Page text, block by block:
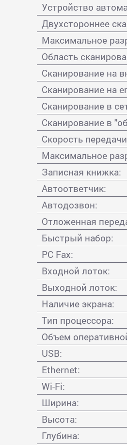
Устройство
Двухстороннее
Максимальное
Область
Сканирование на
Сканирование на
Сканирование в
Сканирование в
Скорость
Максимальное
Записная книжка:
Автоответчик:
Автодозвон:
Отложенная
Быстрый набор:
PC Fax:
Входной лоток:
Выходной лоток:
Наличие экрана:
Тип процессора:
Объем
USB:
Ethernet:
Wi-Fi:
Ширина:
Высота:
Глубина: